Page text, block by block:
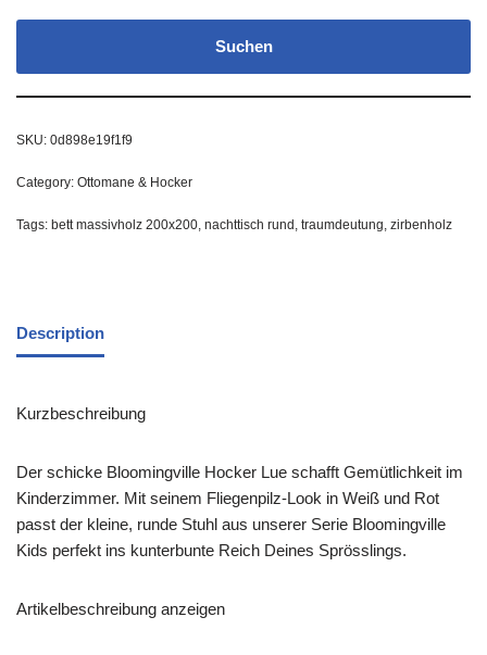
Suchen
SKU: 0d898e19f1f9
Category: Ottomane & Hocker
Tags: bett massivholz 200x200, nachttisch rund , traumdeutung, zirbenholz
Description
Kurzbeschreibung
Der schicke Bloomingville Hocker Lue schafft Gemütlichkeit im
Kinderzimmer. Mit seinem Fliegenpilz-Look in Weiß und Rot
passt der kleine, runde Stuhl aus unserer Serie Bloomingville
Kids perfekt ins kunterbunte Reich Deines Sprösslings.
Artikelbeschreibung anzeigen